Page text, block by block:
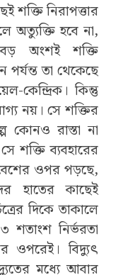
শক্তি নিরাপত্তার
অত্যুক্তি হবে না,
বড় অংশই শক্তি
পর্যন্ত তা থেকেছে
কেন্দ্রিক। কিন্তু
নয়। সে শক্তির
কোনও রাস্তা না
শক্তি ব্যবহারের
ওপর পড়ছে,
হাতের কাছেই
দিকে তাকালে
শতাংশ নির্ভরতা
ওপরেই। বিদ্যুৎ
মধ্যে আবার